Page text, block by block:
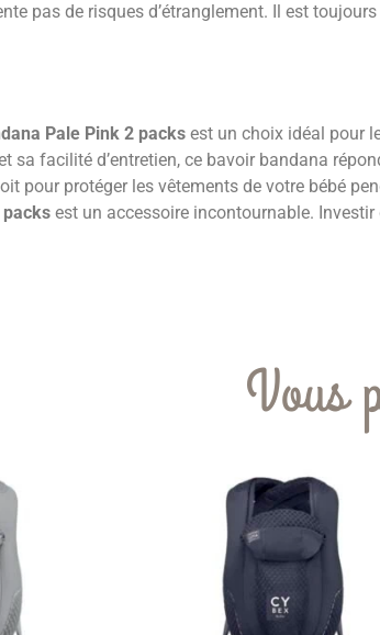
pas de risques d’étranglement. Il est
Pale Pink 2 packs est un choix idéal pour
sa facilité d’entretien, ce bavoir bandana
pour protéger les vêtements de votre bébé
packs est un accessoire incontournable.
Vous